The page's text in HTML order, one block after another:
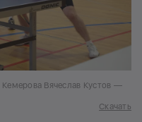
Кемерова Вячеслав Кустов —
Скачать